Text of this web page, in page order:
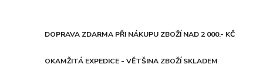
DOPRAVA ZDARMA PŘI NÁKUPU ZBOŽÍ NAD 2 000.- KČ
OKAMŽITÁ EXPEDICE - VĚTŠINA ZBOŽÍ SKLADEM